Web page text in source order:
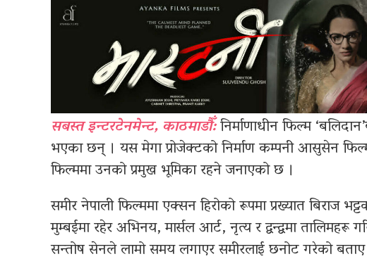
सबस्त इन्टरटेनमेन्ट, काठमाडौँ:निर्माणाधीन फिल्म
भएका छन् । यस मेगा प्रोजेक्टको निर्माण कम्पनी आसुसेन
फिल्ममा उनको प्रमुख भूमिका रहने जनाएको छ ।
समीर नेपाली फिल्ममा एक्सन हिरोको रूपमा प्रख्यात बिराज
मुम्बईमा रहेर अभिनय, मार्सल आर्ट, नृत्य र द्वन्द्वमा तालिमहरू
सन्तोष सेनले लामो समय लगाएर समीरलाई छनोट गरेको